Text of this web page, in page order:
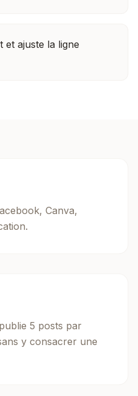
et ajuste la ligne
Canva,
5 posts par
y consacrer une